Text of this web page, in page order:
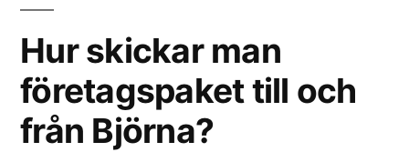
Hur skickar man
företagspaket till och
från Björna?